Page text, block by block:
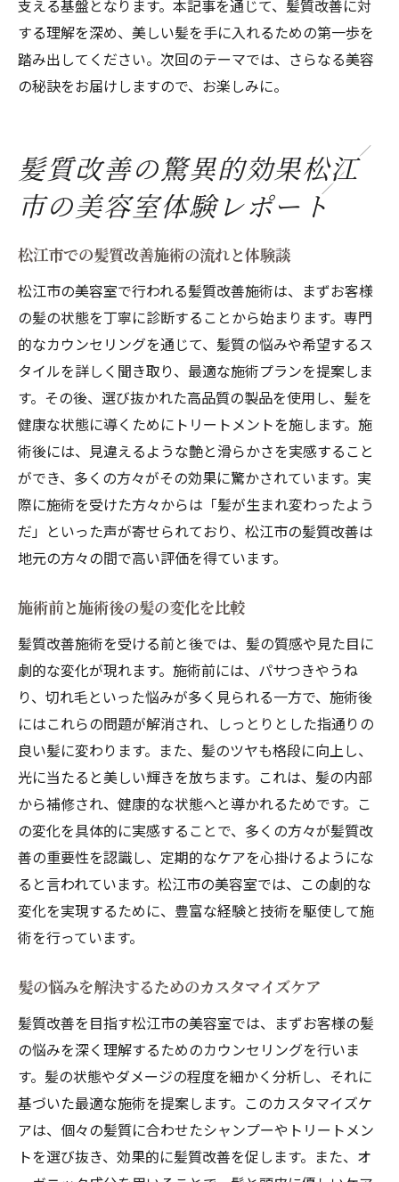
支える基盤となります。本記事を通じて、髪質改善に対
する理解を深め、美しい髪を手に入れるための第一歩を
踏み出してください。次回のテーマでは、さらなる美容
の秘訣をお届けしますので、お楽しみに。
髪質改善の驚異的効果松江
市の美容室体験レポート
松江市での髪質改善施術の流れと体験談
松江市の美容室で行われる髪質改善施術は、まずお客様
の髪の状態を丁寧に診断することから始まります。専門
的なカウンセリングを通じて、髪質の悩みや希望するス
タイルを詳しく聞き取り、最適な施術プランを提案しま
す。その後、選び抜かれた高品質の製品を使用し、髪を
健康な状態に導くためにトリートメントを施します。施
術後には、見違えるような艶と滑らかさを実感すること
ができ、多くの方々がその効果に驚かされています。実
際に施術を受けた方々からは「髪が生まれ変わったよう
だ」といった声が寄せられており、松江市の髪質改善は
地元の方々の間で高い評価を得ています。
施術前と施術後の髪の変化を比較
髪質改善施術を受ける前と後では、髪の質感や見た目に
劇的な変化が現れます。施術前には、パサつきやうね
り、切れ毛といった悩みが多く見られる一方で、施術後
にはこれらの問題が解消され、しっとりとした指通りの
良い髪に変わります。また、髪のツヤも格段に向上し、
光に当たると美しい輝きを放ちます。これは、髪の内部
から補修され、健康的な状態へと導かれるためです。こ
の変化を具体的に実感することで、多くの方々が髪質改
善の重要性を認識し、定期的なケアを心掛けるようにな
ると言われています。松江市の美容室では、この劇的な
変化を実現するために、豊富な経験と技術を駆使して施
術を行っています。
髪の悩みを解決するためのカスタマイズケア
髪質改善を目指す松江市の美容室では、まずお客様の髪
の悩みを深く理解するためのカウンセリングを行いま
す。髪の状態やダメージの程度を細かく分析し、それに
基づいた最適な施術を提案します。このカスタマイズケ
アは、個々の髪質に合わせたシャンプーやトリートメン
トを選び抜き、効果的に髪質改善を促します。また、オ